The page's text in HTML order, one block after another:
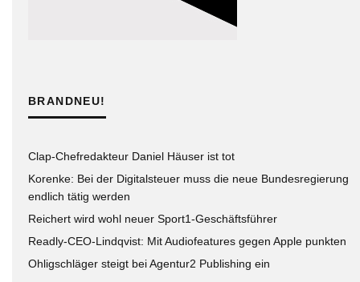
BRANDNEU!
Clap-Chefredakteur Daniel Häuser ist tot
Korenke: Bei der Digitalsteuer muss die neue Bundesregierung
endlich tätig werden
Reichert wird wohl neuer Sport1-Geschäftsführer
Readly-CEO-Lindqvist: Mit Audiofeatures gegen Apple punkten
Ohligschläger steigt bei Agentur2 Publishing ein